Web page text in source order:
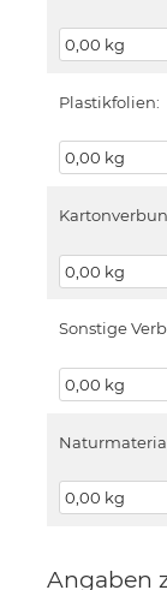
Plastikfolien:
Sonstige
Angaben